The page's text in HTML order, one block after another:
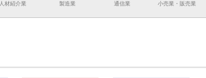
人材紹介業 製造業 通信業 小売業・販売業